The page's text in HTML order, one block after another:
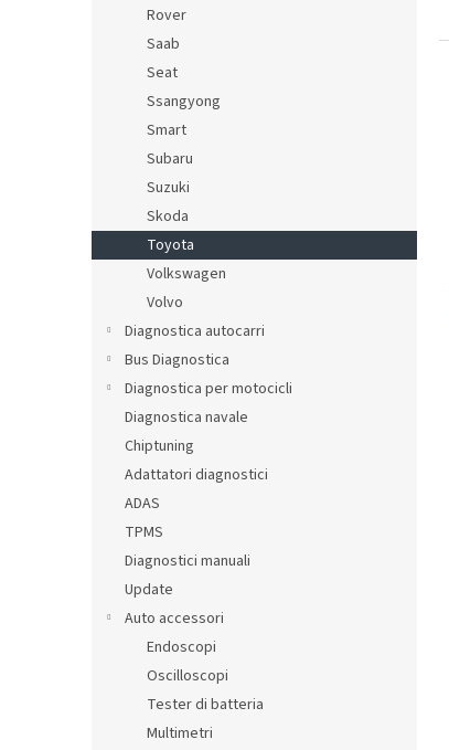
Rover
Saab
Seat
Ssangyong
Smart
Subaru
Suzuki
Skoda
Toyota
Volkswagen
Volvo
Diagnostica autocarri
Bus Diagnostica
Diagnostica per motocicli
Diagnostica navale
Chiptuning
Adattatori diagnostici
ADAS
TPMS
Diagnostici manuali
Update
Auto accessori
Endoscopi
Oscilloscopi
Tester di batteria
Multimetri